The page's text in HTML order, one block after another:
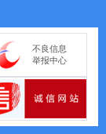
不良信息
举报中心